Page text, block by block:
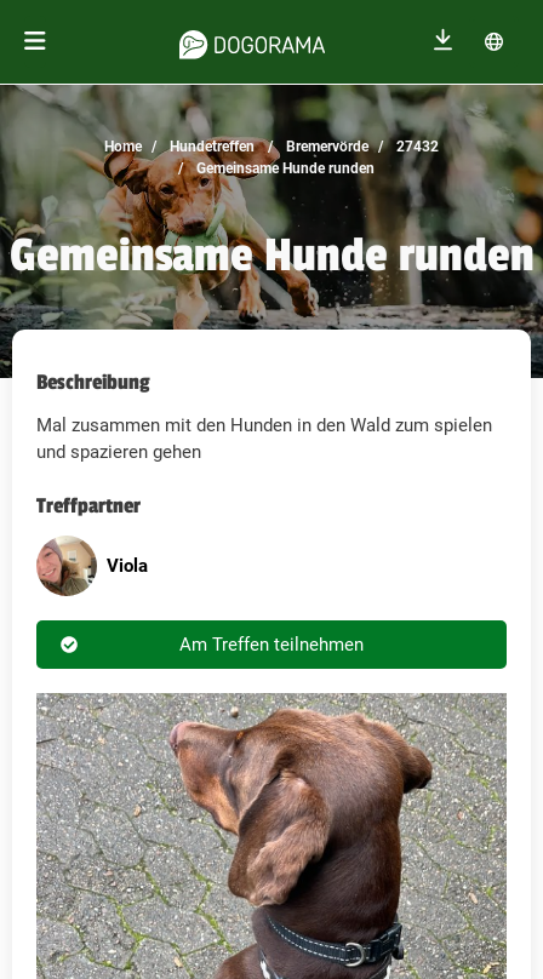
Home Hundetreffen Bremervörde
27432
Gemeinsame Hunde runden
Gemeinsame Hunde runden
Beschreibung
Mal zusammen mit den Hunden in den Wald zum spielen
und spazieren gehen
Treffpartner
Viola
Am Treffen teilnehmen